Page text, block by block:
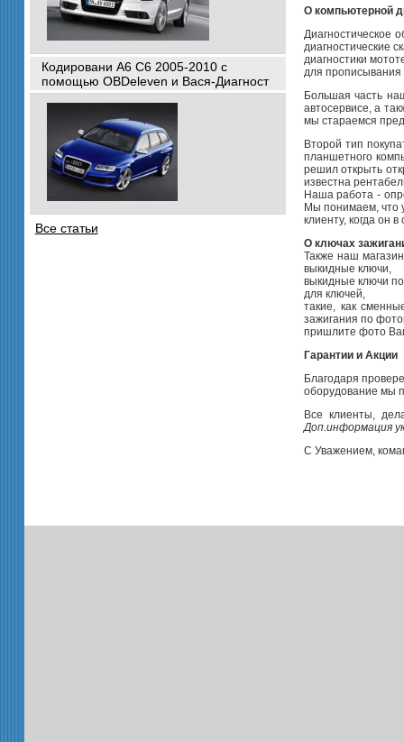
Кодировани A6 C6 2005-2010 с
помощью OBDeleven и Вася-Диагност
Все статьи
О компьютерной
Диагностическое
диагностические
диагностики
для прописывания
Большая часть
автосервисе, а
мы стараемся
Второй тип
планшетного
решил открыть
известна
Наша работа -
Мы понимаем, что
клиенту, когда он
О ключах
Также наш
выкидные ключи,
выкидные ключи
для ключей,
такие, как
зажигания по
пришлите фото
Гарантии и Акции
Благодаря
оборудование мы
Все клиенты,
Доп.информация
С Уважением,